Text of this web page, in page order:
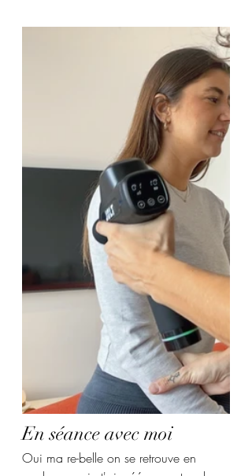
En séance avec moi
Oui ma re-belle on se retrouve en